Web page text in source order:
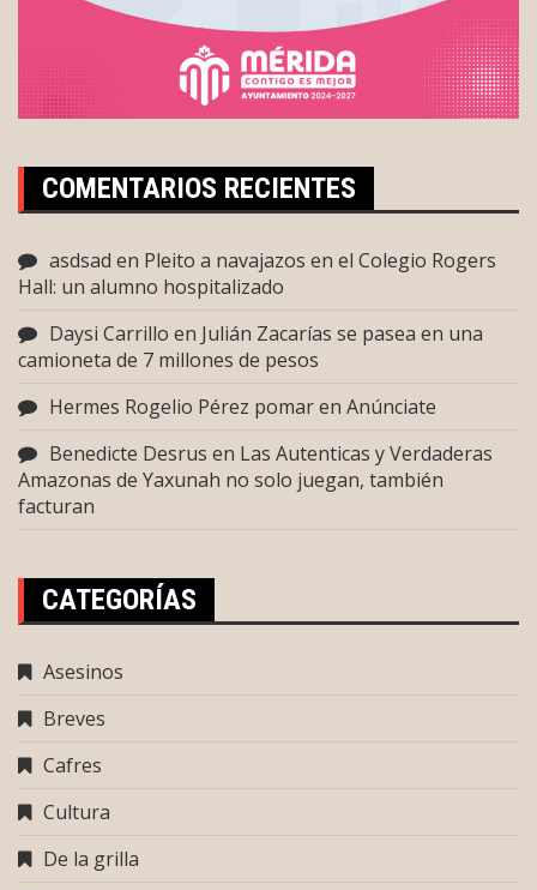
COMENTARIOS RECIENTES
asdsad en Pleito a navajazos en el Colegio Rogers
Hall: un alumno hospitalizado
Daysi Carrillo en Julián Zacarías se pasea en una
camioneta de 7 millones de pesos
Hermes Rogelio Pérez pomaren Anúnciate
Benedicte Desrus en Las Autenticas y Verdaderas
Amazonas de Yaxunah no solo juegan, también
facturan
CATEGORÍAS
Asesinos
Breves
Cafres
Cultura
De la grilla